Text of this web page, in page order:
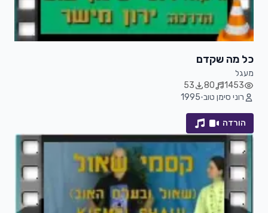
כל מה שקדם
מעגל
1453
80
53
רוני סימן טוב•
1995
הורדה